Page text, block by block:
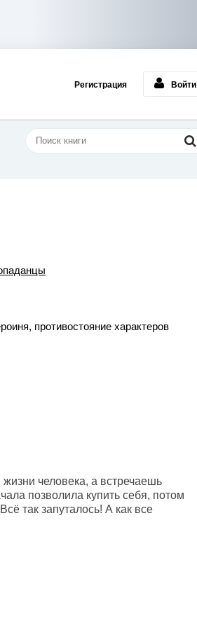
Регистрация Войти
противостояние характеров
человека, а встречаешь
позволила купить себя, потом
так запуталось! А как все